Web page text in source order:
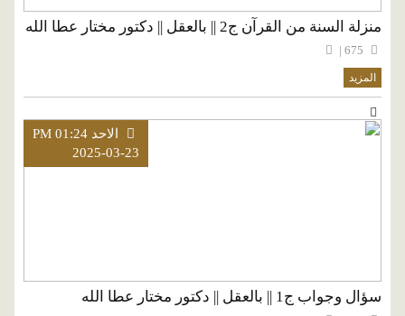
منزلة السنة من القرآن ج2 || بالعقل || دكتور مختار عطا الله
المزيد
الاحد PM 01:24
2025-03-23
سؤال وجواب ج1 || بالعقل || دكتور مختار عطا الله